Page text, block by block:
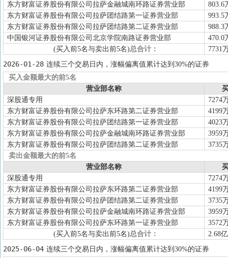
东方财富证券股份有限公司拉萨金融城南环路证券营业部
803.6
东方财富证券股份有限公司拉萨团结路第一证券营业部
993.5
东方财富证券股份有限公司拉萨团结路第二证券营业部
988.3
中国银河证券股份有限公司北京学院南路证券营业部
470.0
(买入前5名与卖出前5名)总合计： 7731
2026-01-28 连续三个交易日内，涨幅偏离值累计达到30%的证券
买入金额最大的前5名
营业部名称
深股通专用
7274
东方财富证券股份有限公司拉萨东环路第二证券营业部
4199
东方财富证券股份有限公司拉萨团结路第一证券营业部
4023
东方财富证券股份有限公司拉萨金融城南环路证券营业部
3959
东方财富证券股份有限公司拉萨团结路第二证券营业部
3735
卖出金额最大的前5名
营业部名称
深股通专用
7274
东方财富证券股份有限公司拉萨东环路第二证券营业部
4199
东方财富证券股份有限公司拉萨团结路第二证券营业部
3735
东方财富证券股份有限公司拉萨金融城南环路证券营业部
3959
东方财富证券股份有限公司拉萨东环路第一证券营业部
3572
(买入前5名与卖出前5名)总合计： 2.68亿
2025-06-04 连续三个交易日内，涨幅偏离值累计达到30%的证券